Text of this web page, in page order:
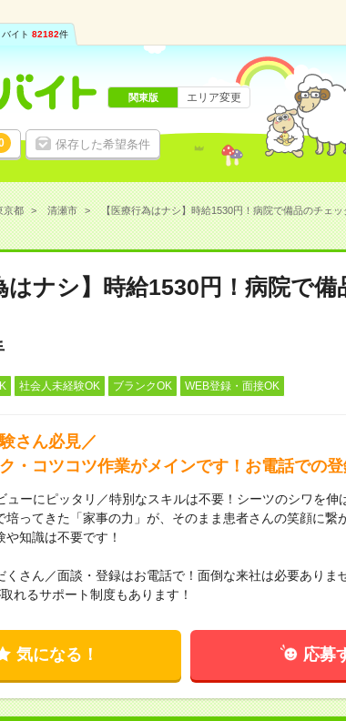
イト 82182件
保存した希望条件
関東版 エリア変更
京都 清瀬市 【医療行為はナシ】時給1530円！病院で備品のチェ
はナシ】時給1530円！病院で備
社会人未経験OK ブランクOK WEB登録・面接OK
さん必見／
・コツコツ作業がメインです！お電話での登
ューにピッタリ／特別なスキルは不要！シーツのシワを伸
培ってきた「家事の力」が、そのまま患者さんの笑顔に繋
知識は不要です！
くさん／面談・登録はお電話で！面倒な来社は必要ありま
れるサポート制度もあります！
気になる！ 応募